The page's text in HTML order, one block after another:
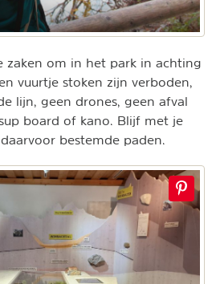
zaken om in het park in achting
vuurtje stoken zijn verboden,
lijn, geen drones, geen afval
board of kano. Blijf met je
bestemde paden.